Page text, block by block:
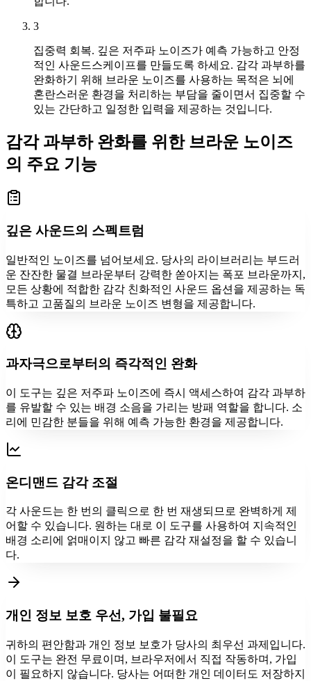
3
집중력 회복. 깊은 저주파 노이즈가 예측 가능하고 안정
적인 사운드스케이프를 만들도록 하세요. 감각 과부하를
완화하기 위해 브라운 노이즈를 사용하는 목적은 뇌에
혼란스러운 환경을 처리하는 부담을 줄이면서 집중할 수
있는 간단하고 일정한 입력을 제공하는 것입니다.
감각 과부하 완화를 위한 브라운 노이즈
의 주요 기능
깊은 사운드의 스펙트럼
일반적인 노이즈를 넘어보세요. 당사의 라이브러리는 부드러
운 잔잔한 물결 브라운부터 강력한 쏟아지는 폭포 브라운까지,
모든 상황에 적합한 감각 친화적인 사운드 옵션을 제공하는 독
특하고 고품질의 브라운 노이즈 변형을 제공합니다.
과자극으로부터의 즉각적인 완화
이 도구는 깊은 저주파 노이즈에 즉시 액세스하여 감각 과부하
를 유발할 수 있는 배경 소음을 가리는 방패 역할을 합니다. 소
리에 민감한 분들을 위해 예측 가능한 환경을 제공합니다.
온디맨드 감각 조절
각 사운드는 한 번의 클릭으로 한 번 재생되므로 완벽하게 제
어할 수 있습니다. 원하는 대로 이 도구를 사용하여 지속적인
배경 소리에 얽매이지 않고 빠른 감각 재설정을 할 수 있습니
다.
개인 정보 보호 우선, 가입 불필요
귀하의 편안함과 개인 정보 보호가 당사의 최우선 과제입니다.
이 도구는 완전 무료이며, 브라우저에서 직접 작동하며, 가입
이 필요하지 않습니다. 당사는 어떠한 개인 데이터도 저장하지